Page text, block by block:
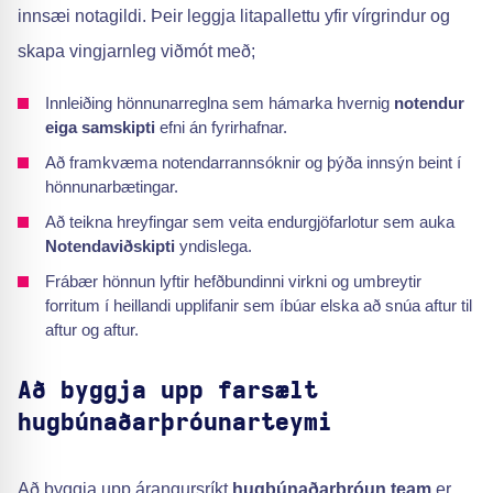
innsæi notagildi. Þeir leggja litapallettu yfir vírgrindur og
skapa vingjarnleg viðmót með;
Innleiðing hönnunarreglna sem hámarka hvernig notendur
eiga samskipti efni án fyrirhafnar.
Að framkvæma notendarrannsóknir og þýða innsýn beint í
hönnunarbætingar.
Að teikna hreyfingar sem veita endurgjöfarlotur sem auka
Notendaviðskipti yndislega.
Frábær hönnun lyftir hefðbundinni virkni og umbreytir
forritum í heillandi upplifanir sem íbúar elska að snúa aftur til
aftur og aftur.
Að byggja upp farsælt
hugbúnaðarþróunarteymi
Að byggja upp árangursríkt hugbúnaðarþróun team er